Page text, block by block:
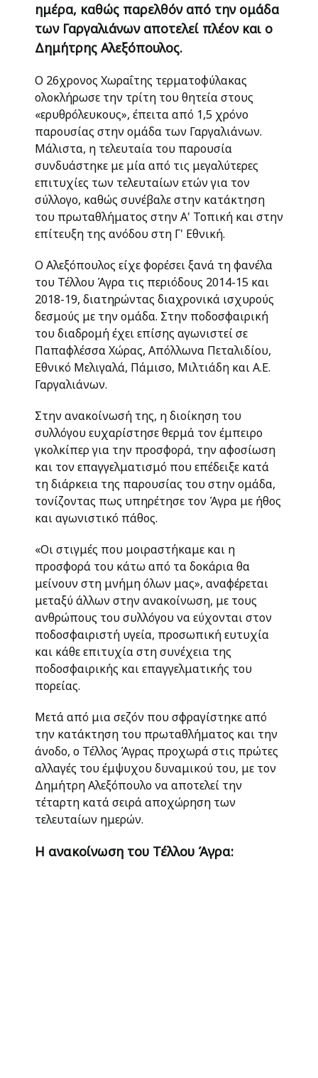
ημέρα, καθώς παρελθόν από την ομάδα
των Γαργαλιάνων αποτελεί πλέον και ο
Δημήτρης Αλεξόπουλος.
Ο 26χρονος Χωραΐτης τερματοφύλακας
ολοκλήρωσε την τρίτη του θητεία στους
«ερυθρόλευκους», έπειτα από 1,5 χρόνο
παρουσίας στην ομάδα των Γαργαλιάνων.
Μάλιστα, η τελευταία του παρουσία
συνδυάστηκε με μία από τις μεγαλύτερες
επιτυχίες των τελευταίων ετών για τον
σύλλογο, καθώς συνέβαλε στην κατάκτηση
του πρωταθλήματος στην Α' Τοπική και στην
επίτευξη της ανόδου στη Γ' Εθνική.
Ο Αλεξόπουλος είχε φορέσει ξανά τη φανέλα
του Τέλλου Άγρα τις περιόδους 2014-15 και
2018-19, διατηρώντας διαχρονικά ισχυρούς
δεσμούς με την ομάδα. Στην ποδοσφαιρική
του διαδρομή έχει επίσης αγωνιστεί σε
Παπαφλέσσα Χώρας, Απόλλωνα Πεταλιδίου,
Εθνικό Μελιγαλά, Πάμισο, Μιλτιάδη και Α.Ε.
Γαργαλιάνων.
Στην ανακοίνωσή της, η διοίκηση του
συλλόγου ευχαρίστησε θερμά τον έμπειρο
γκολκίπερ για την προσφορά, την αφοσίωση
και τον επαγγελματισμό που επέδειξε κατά
τη διάρκεια της παρουσίας του στην ομάδα,
τονίζοντας πως υπηρέτησε τον Άγρα με ήθος
και αγωνιστικό πάθος.
«Οι στιγμές που μοιραστήκαμε και η
προσφορά του κάτω από τα δοκάρια θα
μείνουν στη μνήμη όλων μας», αναφέρεται
μεταξύ άλλων στην ανακοίνωση, με τους
ανθρώπους του συλλόγου να εύχονται στον
ποδοσφαιριστή υγεία, προσωπική ευτυχία
και κάθε επιτυχία στη συνέχεια της
ποδοσφαιρικής και επαγγελματικής του
πορείας.
Μετά από μια σεζόν που σφραγίστηκε από
την κατάκτηση του πρωταθλήματος και την
άνοδο, ο Τέλλος Άγρας προχωρά στις πρώτες
αλλαγές του έμψυχου δυναμικού του, με τον
Δημήτρη Αλεξόπουλο να αποτελεί την
τέταρτη κατά σειρά αποχώρηση των
τελευταίων ημερών.
Η ανακοίνωση του Τέλλου Άγρα: